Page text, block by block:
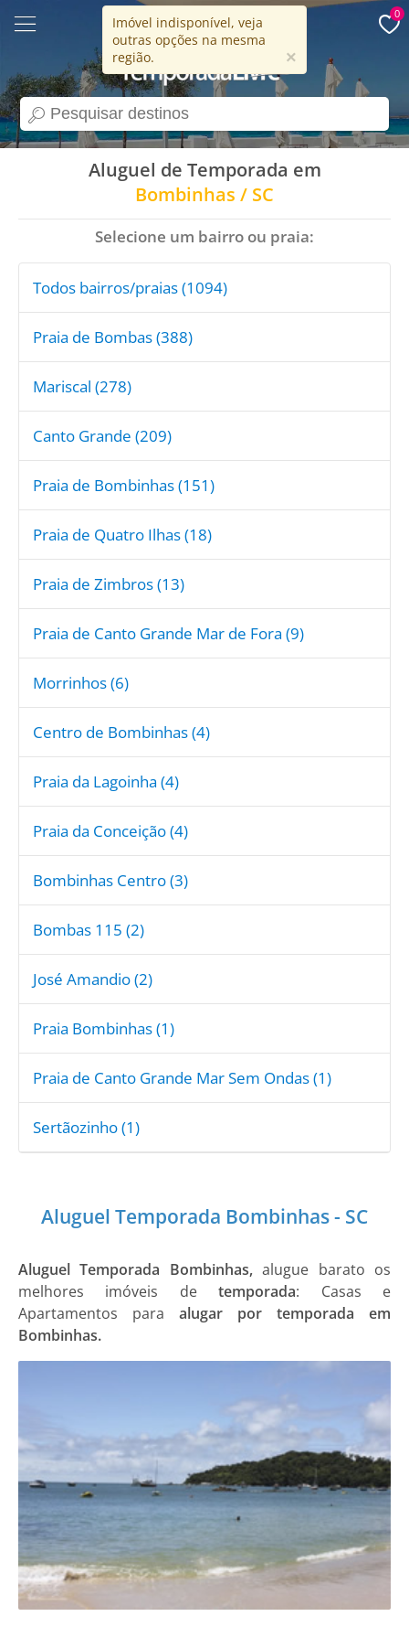
search
15 anos
0
Imóvel indisponível, veja
outras opções na mesma
região.
×
Aluguel de Temporada em
Bombinhas / SC
Selecione um bairro ou praia:
Todos bairros/praias (1094)
Praia de Bombas (388)
Mariscal (278)
Canto Grande (209)
Praia de Bombinhas (151)
Praia de Quatro Ilhas (18)
Praia de Zimbros (13)
Praia de Canto Grande Mar de Fora (9)
Morrinhos (6)
Centro de Bombinhas (4)
Praia da Lagoinha (4)
Praia da Conceição (4)
Bombinhas Centro (3)
Bombas 115 (2)
José Amandio (2)
Praia Bombinhas (1)
Praia de Canto Grande Mar Sem Ondas (1)
Sertãozinho (1)
Aluguel Temporada Bombinhas - SC
Aluguel Temporada Bombinhas,alugue barato os
melhores imóveis detemporada: Casas e
Apartamentos para alugar por temporada em
Bombinhas.